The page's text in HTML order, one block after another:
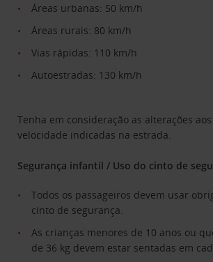
Áreas urbanas: 50 km/h
Áreas rurais: 80 km/h
Vias rápidas: 110 km/h
Autoestradas: 130 km/h
Tenha em consideração as alterações
velocidade indicadas na estrada.
Segurança infantil / Uso do cinto de
Todos os passageiros devem usar
cinto de segurança.
As crianças menores de 10 anos ou
de 36 kg devem estar sentadas em